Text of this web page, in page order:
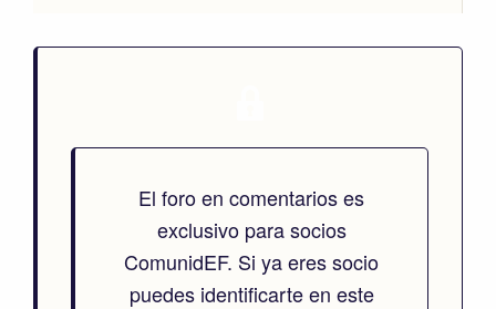
El foro en comentarios es
exclusivo para socios
ComunidEF. Si ya eres socio
puedes identificarte en este